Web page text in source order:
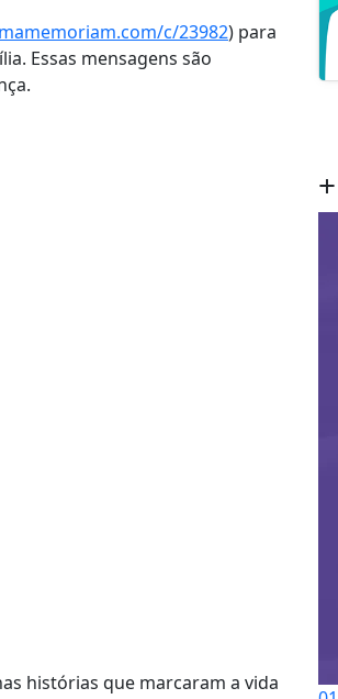
c/23982) para
Essas mensagens são
histórias que marcaram a vida